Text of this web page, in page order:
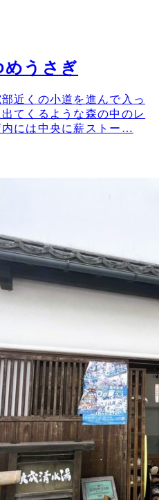
うさぎ
近くの小道を進んで入っ
てくるような森の中のレ
には中央に薪ストー…